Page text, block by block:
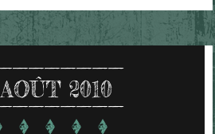
AOÛT 2010